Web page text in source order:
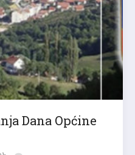
Dana Općine